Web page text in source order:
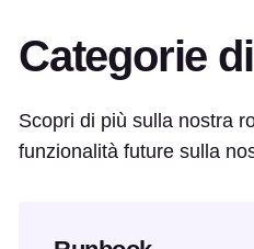
Categorie
Scopri di più sulla nostra
funzionalità future sulla